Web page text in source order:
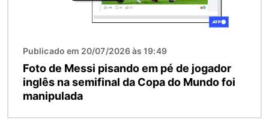
Publicado em 20/07/2026 às 19:49
Foto de Messi pisando em pé de jogador
inglês na semifinal da Copa do Mundo foi
manipulada